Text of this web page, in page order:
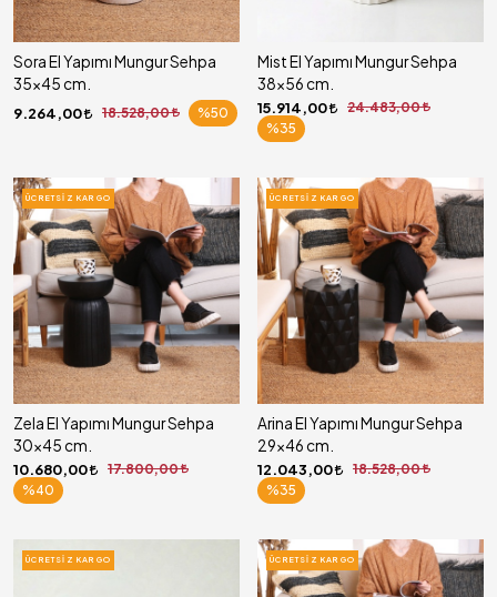
Sora El Yapımı Mungur Sehpa
35x45 cm.
9.264,00 18.528,00 %50
Mist El Yapımı Mungur Sehpa
38x56 cm.
15.914,00
24.483,00
%35
ÜCRETSIZ KARGO
Zela El Yapımı Mungur Sehpa
30x45 cm.
10.680,00
17.800,00
%40
ÜCRETSIZ KARGO
Arina El Yapımı Mungur Sehpa
29x46 cm.
12.043,00
18.528,00
%35
ÜCRETSIZ KARGO ÜCRETSIZ KARGO